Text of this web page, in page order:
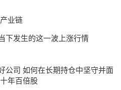
业链
下发生的这一波上涨行情
公司 如何在长期持仓中坚守并面
年百倍股